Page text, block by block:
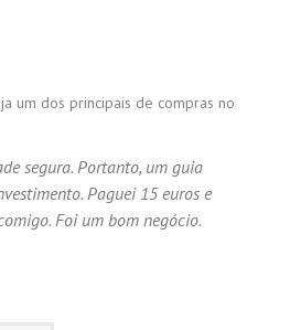
um dos principais de compras no
segura. Portanto, um guia
Paguei 15 euros e
Foi um bom negócio.